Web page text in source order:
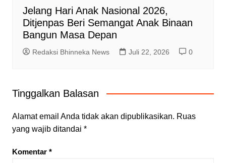
Jelang Hari Anak Nasional 2026,
Ditjenpas Beri Semangat Anak Binaan
Bangun Masa Depan
Redaksi Bhinneka News Juli 22, 2026 0
Tinggalkan Balasan
Alamat email Anda tidak akan dipublikasikan. Ruas
yang wajib ditandai *
Komentar *